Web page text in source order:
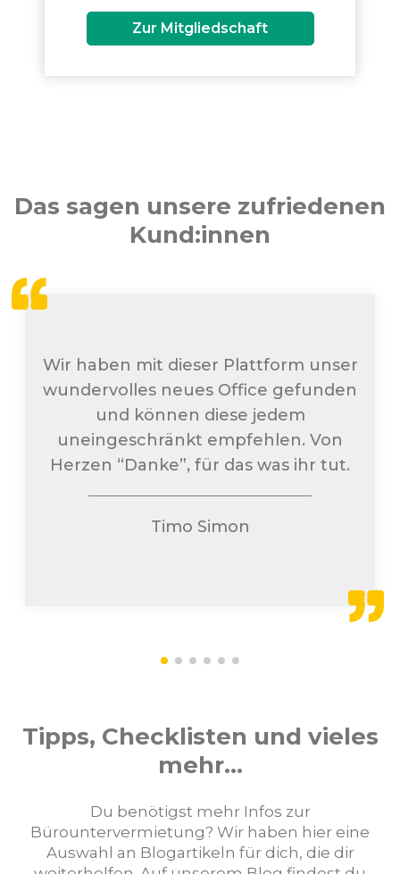
Zur Mitgliedschaft
Das sagen unsere zufriedenen
Kund:innen
Wir haben mit dieser Plattform unser
wundervolles neues Office gefunden
und können diese jedem
uneingeschränkt empfehlen. Von
Herzen “Danke”, für das was ihr tut.
Timo Simon
Tipps, Checklisten und vieles
mehr...
Du benötigst mehr Infos zur
Bürountervermietung? Wir haben hier eine
Auswahl an Blogartikeln für dich, die dir